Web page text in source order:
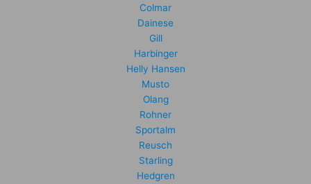
Colmar
Dainese
Gill
Harbinger
Helly Hansen
Musto
Olang
Rohner
Sportalm
Reusch
Starling
Hedgren